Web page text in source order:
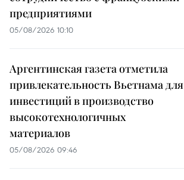
предприятиями
05/08/2026 10:10
Аргентинская газета отметила
привлекательность Вьетнама для
инвестиций в производство
высокотехнологичных
материалов
05/08/2026 09:46